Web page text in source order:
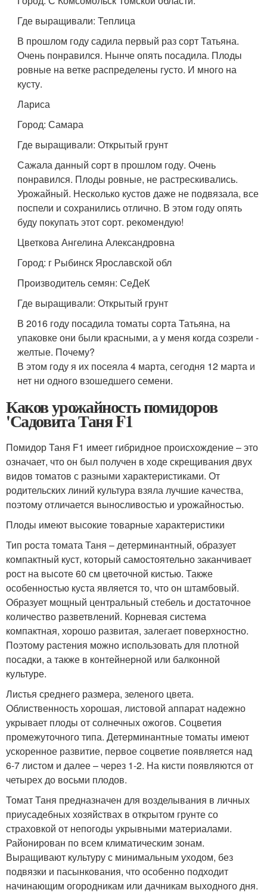
Где выращивали: Теплица
В прошлом году садила первый раз сорт Татьяна.
Очень понравился. Нынче опять посадила. Плоды
ровные на ветке распределены густо. И много на
кусту.
Лариса
Город: Самара
Где выращивали: Открытый грунт
Сажала данный сорт в прошлом году. Очень
понравился. Плоды ровные, не растрескивались.
Урожайный. Несколько кустов даже не подвязала, все
поспели и сохранились отлично. В этом году опять
буду покупать этот сорт. рекомендую!
Цветкова Ангелина Александровна
Город: г Рыбинск Ярославской обл
Производитель семян: СеДеК
Где выращивали: Открытый грунт
В 2016 году посадила томаты сорта Татьяна, на
упаковке они были красными, а у меня когда созрели -
желтые. Почему?
В этом году я их посеяла 4 марта, сегодня 12 марта и
нет ни одного взошедшего семени.
Каков урожайность помидоров
'Садовита Таня F1
Помидор Таня F1 имеет гибридное происхождение – это
означает, что он был получен в ходе скрещивания двух
видов томатов с разными характеристиками. От
родительских линий культура взяла лучшие качества,
поэтому отличается выносливостью и урожайностью.
Плоды имеют высокие товарные характеристики
Тип роста томата Таня – детерминантный, образует
компактный куст, который самостоятельно заканчивает
рост на высоте 60 см цветочной кистью. Также
особенностью куста является то, что он штамбовый.
Образует мощный центральный стебель и достаточное
количество разветвлений. Корневая система
компактная, хорошо развитая, залегает поверхностно.
Поэтому растения можно использовать для плотной
посадки, а также в контейнерной или балконной
культуре.
Листья среднего размера, зеленого цвета.
Облиственность хорошая, листовой аппарат надежно
укрывает плоды от солнечных ожогов. Соцветия
промежуточного типа. Детерминантные томаты имеют
ускоренное развитие, первое соцветие появляется над
6-7 листом и далее – через 1-2. На кисти появляются от
четырех до восьми плодов.
Томат Таня предназначен для возделывания в личных
приусадебных хозяйствах в открытом грунте со
страховкой от непогоды укрывными материалами.
Районирован по всем климатическим зонам.
Выращивают культуру с минимальным уходом, без
подвязки и пасынкования, что особенно подходит
начинающим огородникам или дачникам выходного дня.